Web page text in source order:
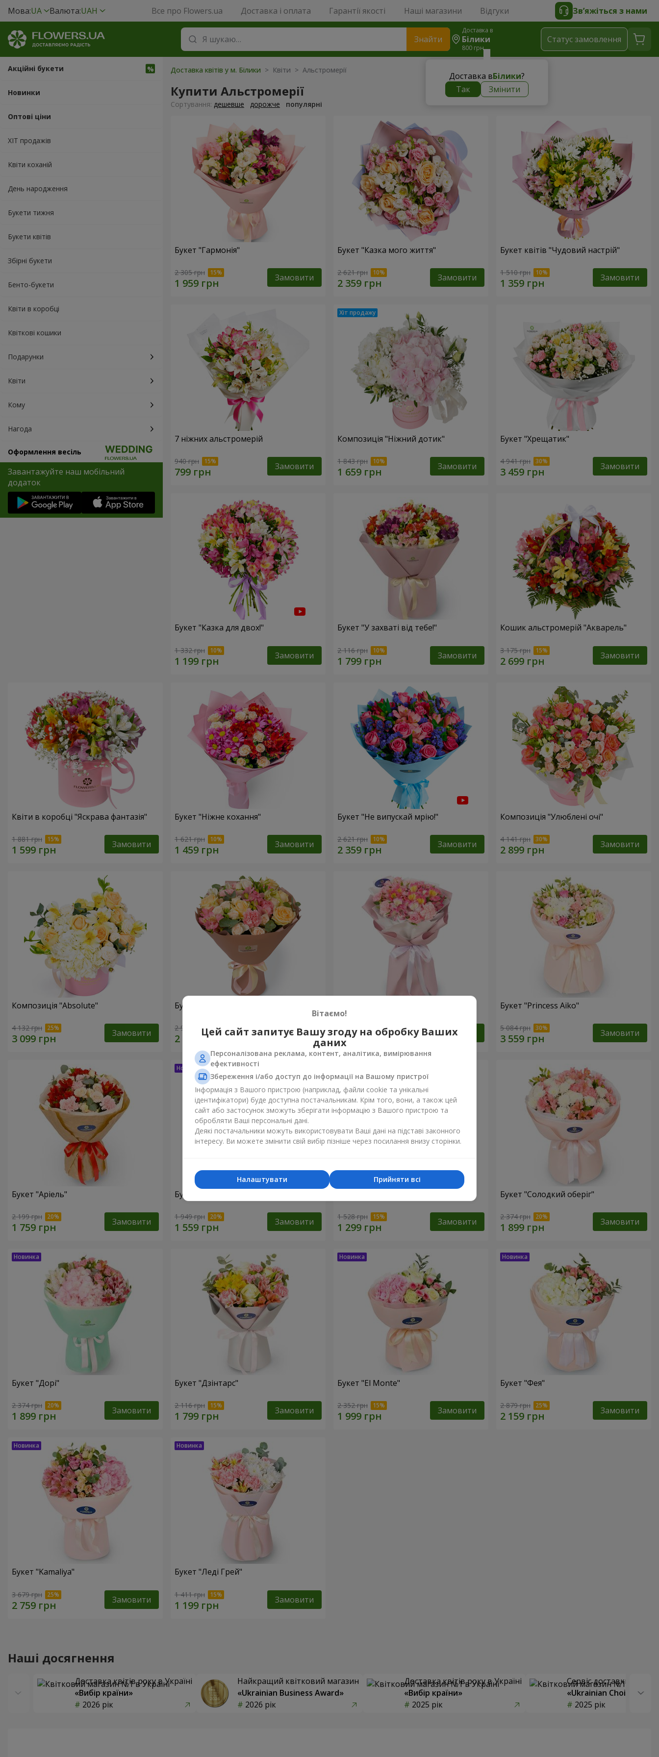
Мова:UA Валюта:UAH Все про Flowers.ua Доставка і оплата Гарантії якості Наші магазини Відгуки Зв’яжіться з нами
Знайти
Доставка в
Білики
800 грн
Доставка вБілики?
Так
Змінити
Статус замовлення
Акційні букети
Новинки
Оптові ціни
ХІТ продажів
Квіти коханій
День народження
Букети тижня
Букети квітів
Збірні букети
Бенто-букети
Квіти в коробці
Квіткові кошики
Подарунки
Квіти
Кому
Нагода
Оформлення весіль
Завантажуйте наш мобільний
додаток
Доставка квітів у м. Білики > Квіти > Альстромерії
Купити Альстромерії
Сортування: дешевше дорожче популярні
Букет "Гармонія"
2 305 грн Замовити
Букет "Казка мого життя"
2 621 грн Замовити
Букет квітів "Чудовий настрій"
1 510 грн Замовити
7 ніжних альстромерій
940 грн Замовити
Композиція "Ніжний дотик"
1 843 грн Замовити
Букет "Хрещатик"
4 941 грн Замовити
Букет "Казка для двох!"
1 332 грн Замовити
Букет "У захваті від тебе!"
2 116 грн Замовити
Кошик альстромерій "Акварель"
3 175 грн Замовити
Квіти в коробці "Яскрава фантазія"
1 881 грн Замовити
Букет "Ніжне кохання"
1 621 грн Замовити
Букет "Не випускай мрію!"
2 621 грн Замовити
Композиція "Улюблені очі"
4 141 грн Замовити
Композиція "Absolute"
4 132 грн Замовити
Букет "Шедевр"
2 949 грн Замовити 1 510 грн Замовити
Букет "Princess Aiko"
5 084 грн Замовити
Букет "Аріель"
2 199 грн Замовити
Букет "Світлана"
1 949 грн Замовити 1 528 грн Замовити
Букет "Солодкий оберіг"
2 374 грн Замовити
Букет "Дорі"
2 374 грн Замовити
Букет "Дзінтарс"
2 116 грн Замовити
Букет "El Monte"
2 352 грн Замовити
Букет "Фея"
2 879 грн Замовити
Букет "Kamaliya"
3 679 грн Замовити
Букет "Леді Грей"
1 411 грн Замовити
Наші досягнення
Доставка квітів року в Україні
«Вибір країни»
2026 рік
Найкращий квітковий магазин
«Ukrainian Business Award»
2026 рік
Доставка квітів року в Україні
«Вибір країни»
2025 рік
Сервіс доставки квітів
«Ukrainian Choice»
2025 рік
Вітаємо!
Цей сайт запитує Вашу згоду на обробку Ваших
даних
Персоналізована реклама, контент, аналітика, вимірювання
ефективності
Збереження і/або доступ до інформації на Вашому пристрої
Інформація з Вашого пристрою (наприклад, файли cookie та унікальні
ідентифікатори) буде доступна постачальникам. Крім того, вони, а також цей
сайт або застосунок зможуть зберігати інформацію з Вашого пристрою та
обробляти Ваші персональні дані.
Деякі постачальники можуть використовувати Ваші дані на підставі законного
інтересу. Ви можете змінити свій вибір пізніше через посилання внизу сторінки.
Прийняти всі
Налаштувати